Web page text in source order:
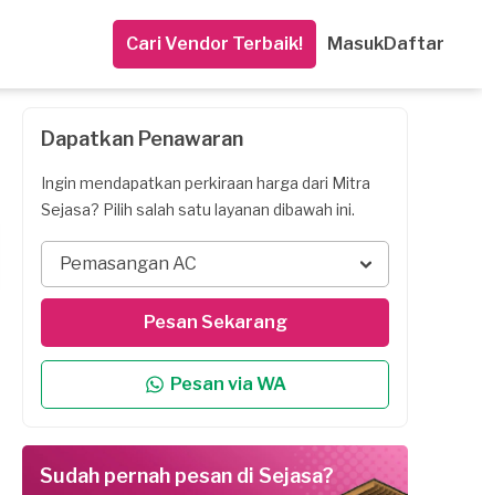
Cari Vendor Terbaik! MasukDaftar
Dapatkan Penawaran
Ingin mendapatkan perkiraan harga dari Mitra
Sejasa? Pilih salah satu layanan dibawah ini.
Pemasangan AC
Pesan Sekarang
Pesan via WA
Sudah pernah pesan di Sejasa?